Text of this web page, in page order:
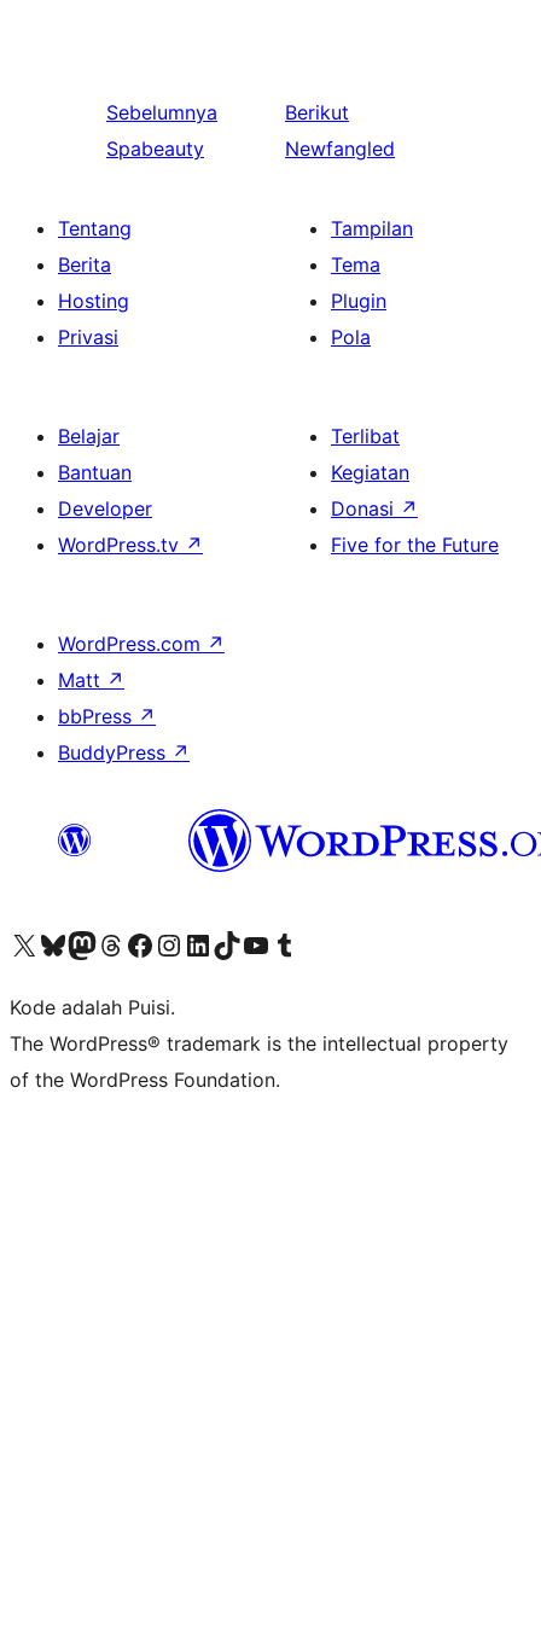
Sebelumnya
Spabeauty
Berikut
Newfangled
Tentang
Berita
Hosting
Privasi
Tampilan
Tema
Plugin
Pola
Belajar
Bantuan
Developer
WordPress.tv ↗
Terlibat
Kegiatan
Donasi ↗
Five for the Future
WordPress.com ↗
Matt ↗
bbPress ↗
BuddyPress ↗
Kunjungi akun X (sebelumnya Twitter) kamiVisit our Bluesky account
Kunjungi akun Mastodon kami
Visit our Threads account
Kunjungi halaman Facebook kamiKunjungi akun Instagram kamiKunjungi akun LinkedIn kami
Visit our TikTok account
Kunjungi channel YouTube kamiVisit our Tumblr account
Kode adalah Puisi.
The WordPress® trademark is the intellectual property
of the WordPress Foundation.